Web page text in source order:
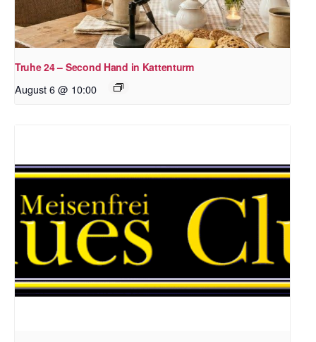
Truhe 24 – Second Hand in Kattenturm
August 6 @ 10:00